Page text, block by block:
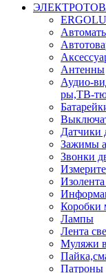
Антенны
Аудио-
ры,ТВ-
Датчики
Зажимы
Звонки
Коробки
Лампы
Лента
Муляжи
Патроны